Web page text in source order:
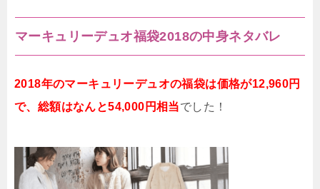
マーキュリーデュオ福袋2018の中身ネタバレ
2018年のマーキュリーデュオの福袋は価格が12,960円
で、総額はなんと54,000円相当でした！